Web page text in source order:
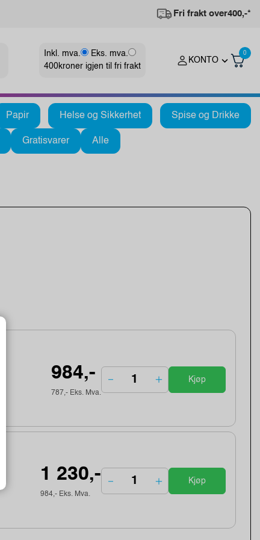
Fri frakt over400,-*
Inkl. mva.
Eks. mva.
400kroner igjen til fri frakt
KONTO
0
Papir Helse og Sikkerhet Spise og Drikke
Gratisvarer Alle
984,-
787,- Eks. Mva.
Kjøp
1 230,-
984,- Eks. Mva.
Kjøp